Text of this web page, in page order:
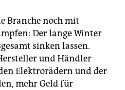
Branche noch mit
Der lange Winter
sinken lassen.
und Händler
Elektrorädern und der
mehr Geld für